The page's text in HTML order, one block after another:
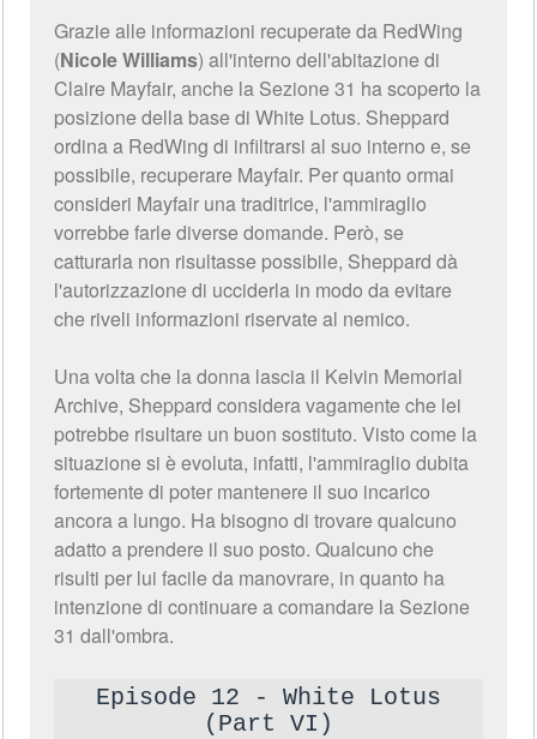
Grazie alle informazioni recuperate da RedWing
(Nicole Williams) all'interno dell'abitazione di
Claire Mayfair, anche la Sezione 31 ha scoperto la
posizione della base di White Lotus. Sheppard
ordina a RedWing di infiltrarsi al suo interno e, se
possibile, recuperare Mayfair. Per quanto ormai
consideri Mayfair una traditrice, l'ammiraglio
vorrebbe farle diverse domande. Però, se
catturarla non risultasse possibile, Sheppard dà
l'autorizzazione di ucciderla in modo da evitare
che riveli informazioni riservate al nemico.
Una volta che la donna lascia il Kelvin Memorial
Archive, Sheppard considera vagamente che lei
potrebbe risultare un buon sostituto. Visto come la
situazione si è evoluta, infatti, l'ammiraglio dubita
fortemente di poter mantenere il suo incarico
ancora a lungo. Ha bisogno di trovare qualcuno
adatto a prendere il suo posto. Qualcuno che
risulti per lui facile da manovrare, in quanto ha
intenzione di continuare a comandare la Sezione
31 dall'ombra.
Episode 12 - White Lotus
(Part VI)